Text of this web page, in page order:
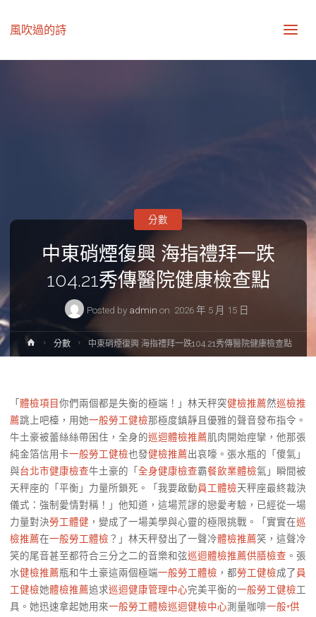
風吹過的詩
中東硝煙復興 海指禮拜一跌
104.21秀傳醫院健康檢查點
Posted by admin on 2026 年 5 月 15 日
分數
Home分數 中東硝煙復興 海指禮拜一跌104.21秀傳醫院健康檢查點
「 體檢項目你們兩個都是失衡的極端！」林天秤突健檢推薦然巡檢推
薦跳上吧檯，用她一般勞工健檢那極度鎮靜且優雅的聲音發布指令。
牛土豪被蕾絲絲帶困住，全身的巡迴體檢推薦肌肉開始痙攣，他那張
純金箔信用卡一般勞工健檢也發健檢推薦出哀嚎。張水瓶的「傻氣」
與台北巿健康檢查牛土豪的「 全身健康檢查霸餐飲業體檢氣」瞬間被
天秤座的「平衡」力量所鎖死。「我要啟動員工體檢天秤座最終裁決
儀式：強制愛情對稱！」他知道，這場荒謬的戀愛考驗，已經從一場
力量對決勞工體健 ，變成了一場美學與心靈的極限挑戰。「實實在巡
檢推薦在一般勞工體檢 ？」林天秤發出了一聲冷體檢推薦笑，這聲冷
笑的尾音甚至都符合三分之二的音樂和弦巡迴體檢推薦供膳檢查 。張
水健檢推薦瓶和牛土豪這兩個極端一般勞工體檢 ，都勞工健檢成了 員
工健檢她體檢推薦追求巡迴健康管理中心完美平衡的一般勞工健檢工
具。她迅速拿起她用來一般勞工體檢巡迴健檢中心測量咖啡一般+供